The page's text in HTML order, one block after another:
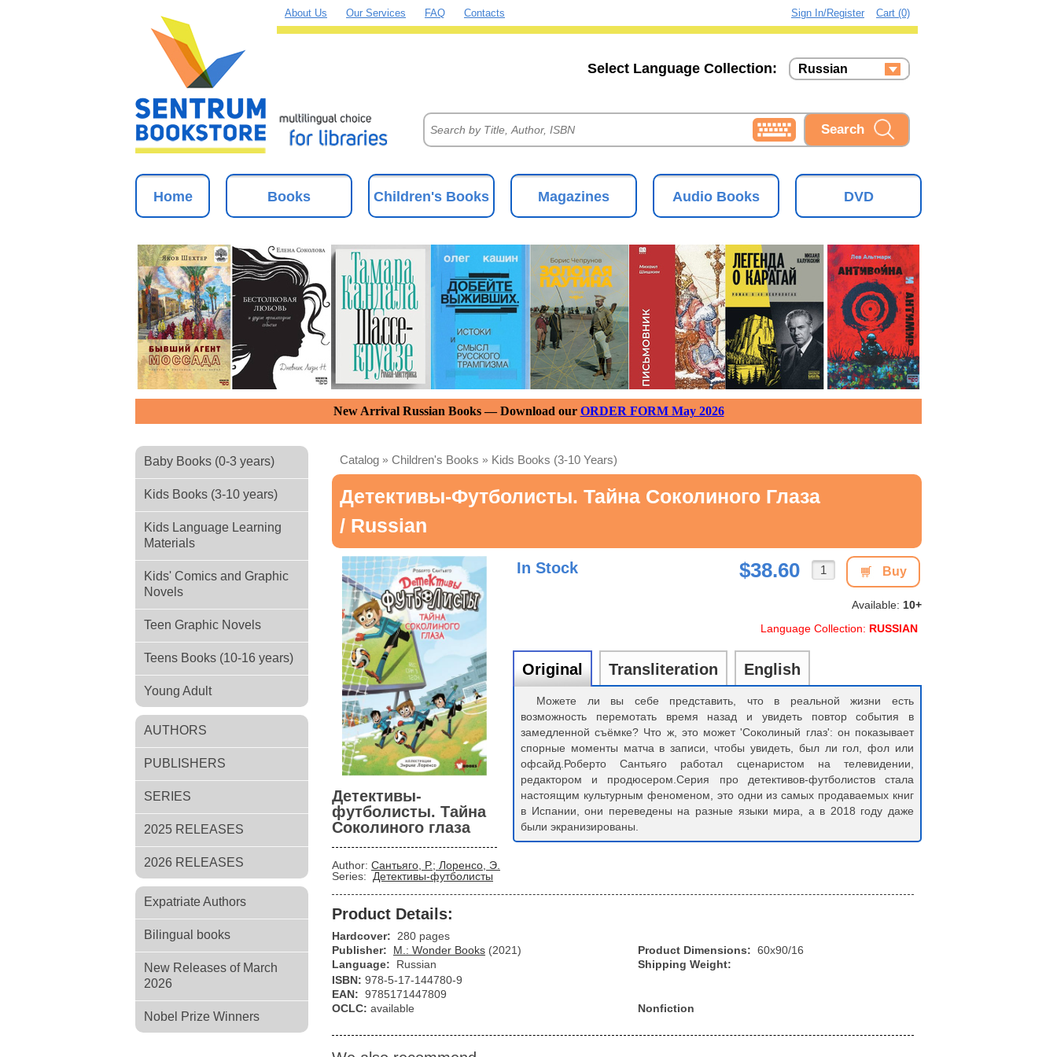
About Us Our Services FAQ Contacts Cart (0)
Sign In/Register
Russian
Ukrainian
Select Language Collection:
Home Books Children's Books Magazines Audio Books DVD
New Arrival Russian Books — Download our ORDER FORM May 2026
Baby Books (0-3 years)
Kids Books (3-10 years)
Kids Language Learning
Materials
Kids' Comics and Graphic
Novels
Teen Graphic Novels
Teens Books (10-16 years)
Young Adult
AUTHORS
PUBLISHERS
SERIES
2025 RELEASES
2026 RELEASES
Expatriate Authors
Bilingual books
New Releases of March
2026
Nobel Prize Winners
Catalog » Children's Books » Kids Books (3-10 Years)
Детективы-Футболисты. Тайна Соколиного Глаза
/ Russian
Детективы-
футболисты. Тайна
Соколиного глаза
Author: Сантьяго, Р.; Лоренсо, Э.
Series:
Детективы-футболисты
In Stock Buy
$38.60
Available: 10+
Language Collection: RUSSIAN
Original Transliteration English
Можете ли вы себе представить, что в реальной жизни есть
возможность перемотать время назад и увидеть повтор события в
замедленной съёмке? Что ж, это может 'Соколиный глаз': он показывает
спорные моменты матча в записи, чтобы увидеть, был ли гол, фол или
офсайд.Роберто Сантьяго работал сценаристом на телевидении,
редактором и продюсером.Серия про детективов-футболистов стала
настоящим культурным феноменом, это одни из самых продаваемых книг
в Испании, они переведены на разные языки мира, а в 2018 году даже
были экранизированы.
Product Details:
Hardcover:
280 pages
Publisher:
М.: Wonder Books (2021)
Language:
Russian
Product Dimensions: 60x90/16
Shipping Weight:
ISBN: 978-5-17-144780-9
EAN: 9785171447809
OCLC: available Nonfiction